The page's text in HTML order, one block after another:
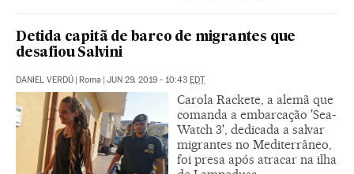
Detida capitã de barco de migrantes que
desafiou Salvini
DANIEL VERDÚ | Roma | JUN 29, 2019 - 10:43 EDT
Carola Rackete, a alemã que
comanda a embarcação 'Sea-
Watch 3', dedicada a salvar
migrantes no Mediterrâneo,
foi presa após atracar na ilha